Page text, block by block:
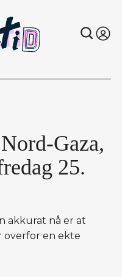
Gaza,
25.
akkurat nå er at
overfor en ekte